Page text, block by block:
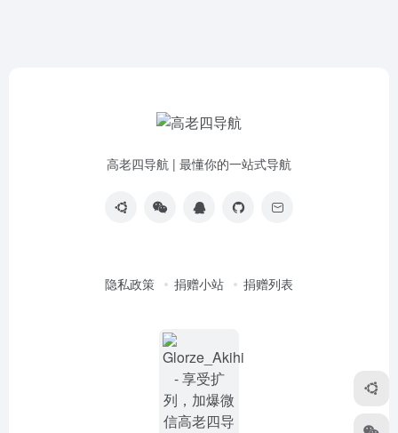
高老四导航 | 最懂你的一站式导航
隐私政策 捐赠小站 捐赠列表